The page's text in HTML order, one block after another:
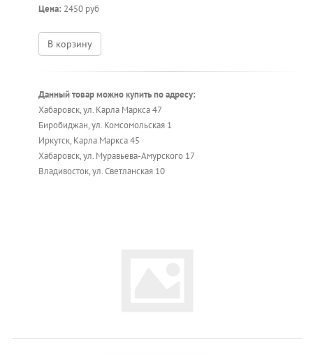
Цена: 2450 руб
В корзину
Данный товар можно купить по адресу:
Хабаровск, ул. Карла Маркса 47
Биробиджан, ул. Комсомольская 1
Иркутск, Карла Маркса 45
Хабаровск, ул. Муравьева-Амурского 17
Владивосток, ул. Светланская 10